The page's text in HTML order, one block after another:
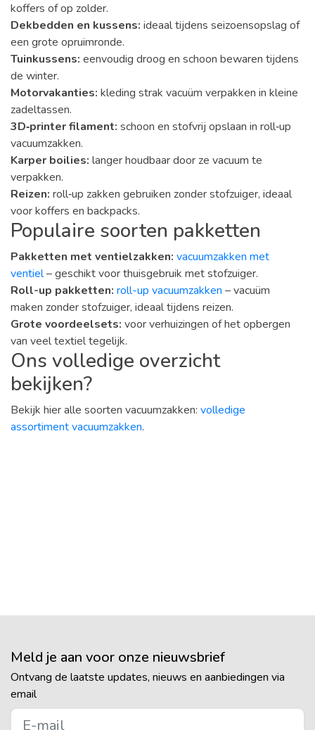
koffers of op zolder.
Dekbedden en kussens: ideaal tijdens seizoensopslag of
een grote opruimronde.
Tuinkussens: eenvoudig droog en schoon bewaren tijdens
de winter.
Motorvakanties: kleding strak vacuüm verpakken in kleine
zadeltassen.
3D‑printer filament: schoon en stofvrij opslaan in roll‑up
vacuumzakken.
Karper boilies: langer houdbaar door ze vacuum te
verpakken.
Reizen: roll‑up zakken gebruiken zonder stofzuiger, ideaal
voor koffers en backpacks.
Populaire soorten pakketten
Pakketten met ventielzakken: vacuumzakken met
ventiel– geschikt voor thuisgebruik met stofzuiger.
Roll-up pakketten: roll-up vacuumzakken – vacuüm
maken zonder stofzuiger, ideaal tijdens reizen.
Grote voordeelsets: voor verhuizingen of het opbergen
van veel textiel tegelijk.
Ons volledige overzicht
bekijken?
Bekijk hier alle soorten vacuumzakken: volledige
assortiment vacuumzakken.
Meld je aan voor onze nieuwsbrief
Ontvang de laatste updates, nieuws en aanbiedingen via
email